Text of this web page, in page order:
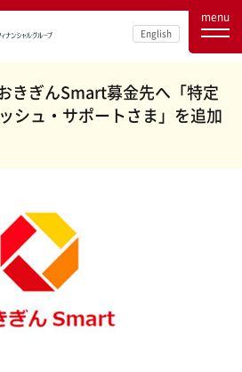
English
menu
きぎんSmart募金先へ「特定
ュ・サポートさま」を追加